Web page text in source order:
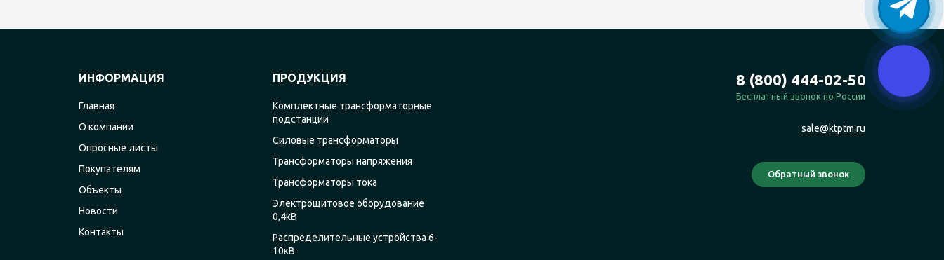
8 (800) 444-02-50
Бесплатный звонок по России
sale@ktptm.ru
ИНФОРМАЦИЯ
Главная
О компании
Опросные листы
Покупателям
Объекты
Новости
Контакты
ПРОДУКЦИЯ
Комплектные трансформаторные
подстанции
Силовые трансформаторы
Трансформаторы напряжения
Трансформаторы тока
Электрощитовое оборудование
0,4кВ
Распределительные устройства 6-
10кВ